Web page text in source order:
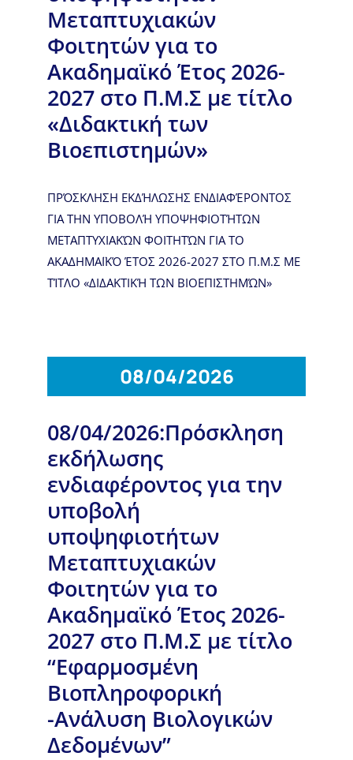
Μεταπτυχιακών
Φοιτητών για το
Ακαδημαϊκό Έτος 2026-
2027 στο Π.Μ.Σ με τίτλο
«Διδακτική των
Βιοεπιστημών»
ΠΡΌΣΚΛΗΣΗ ΕΚΔΉΛΩΣΗΣ ΕΝΔΙΑΦΈΡΟΝΤΟΣ
ΓΙΑ ΤΗΝ ΥΠΟΒΟΛΉ ΥΠΟΨΗΦΙΟΤΉΤΩΝ
ΜΕΤΑΠΤΥΧΙΑΚΏΝ ΦΟΙΤΗΤΏΝ ΓΙΑ ΤΟ
ΑΚΑΔΗΜΑΪΚΌ ΈΤΟΣ 2026-2027 ΣΤΟ Π.Μ.Σ ΜΕ
ΤΊΤΛΟ «ΔΙΔΑΚΤΙΚΉ ΤΩΝ ΒΙΟΕΠΙΣΤΗΜΏΝ»
08/04/2026
08/04/2026:Πρόσκληση
εκδήλωσης
ενδιαφέροντος για την
υποβολή
υποψηφιοτήτων
Μεταπτυχιακών
Φοιτητών για το
Ακαδημαϊκό Έτος 2026-
2027 στο Π.Μ.Σ με τίτλο
“Εφαρμοσμένη
Βιοπληροφορική
-Ανάλυση Βιολογικών
Δεδομένων”